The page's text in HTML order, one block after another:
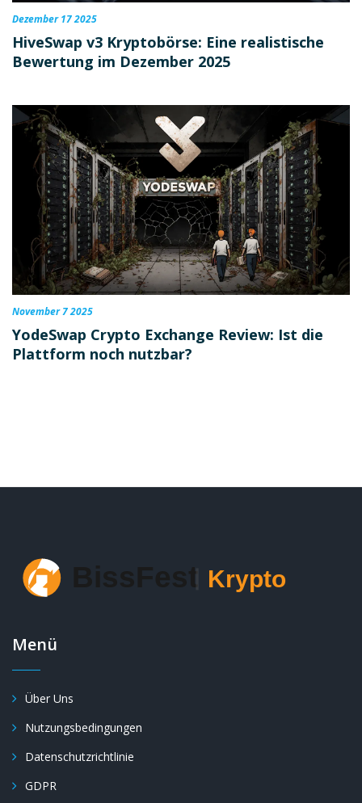
Dezember 17 2025
HiveSwap v3 Kryptobörse: Eine realistische
Bewertung im Dezember 2025
November 7 2025
YodeSwap Crypto Exchange Review: Ist die
Plattform noch nutzbar?
Menü
Über Uns
Nutzungsbedingungen
Datenschutzrichtlinie
GDPR